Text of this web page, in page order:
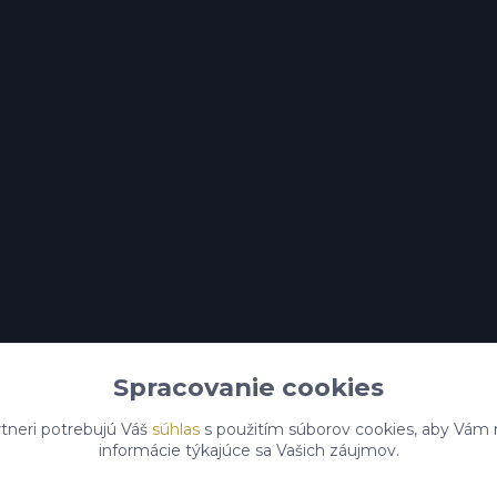
Spracovanie cookies
potrebujú Váš súhlass použitím súborov cookies, aby Vám
informácie týkajúce sa Vašich záujmov.